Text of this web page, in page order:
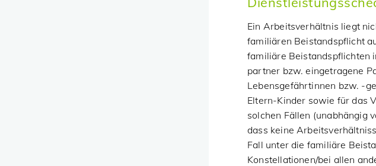
Ein Arbeitsverhältnis liegt
familiären Beistandspflicht
familiäre Beistandspflichten
partner bzw. eingetragene
Lebensgefährtinnen bzw. -
Eltern-Kinder sowie für das
solchen Fällen (unabhängig
dass keine
Fall unter die familiäre
Konstellationen/bei allen